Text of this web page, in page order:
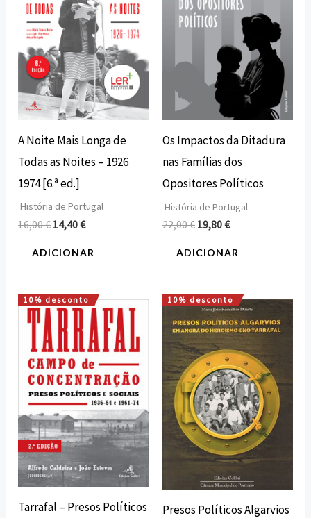
A Noite Mais Longa de
Todas as Noites – 1926
1974 [6.ª ed.]
História de Portugal
16,00€ 14,40€
ADICIONAR
Os Impactos da Ditadura
nas Famílias dos
Opositores Políticos
História de Portugal
22,00€ 19,80€
ADICIONAR
10% desconto
Tarrafal – Presos Políticos
O
original
era:
22,00 €.
O
preço
atual
é:
19,80 €.
10% desconto
Presos Políticos Algarvios
O
preço
original
era:
7,50 €.
O
preço
atual
é:
6,75 €.